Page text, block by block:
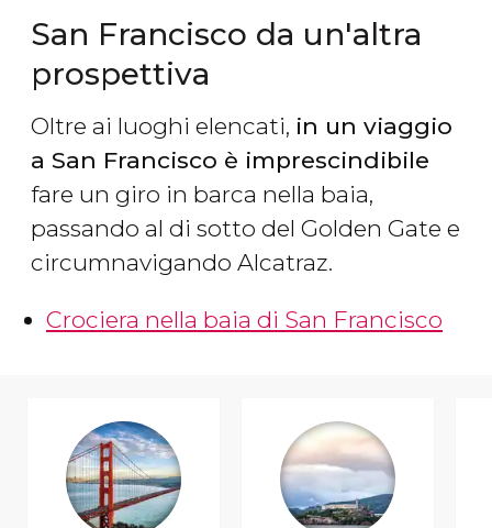
San Francisco da un'altra
prospettiva
Oltre ai luoghi elencati, in un viaggio
a San Francisco è imprescindibile
fare un giro in barca nella baia,
passando al di sotto del Golden Gate e
circumnavigando Alcatraz.
Crociera nella baia di San Francisco